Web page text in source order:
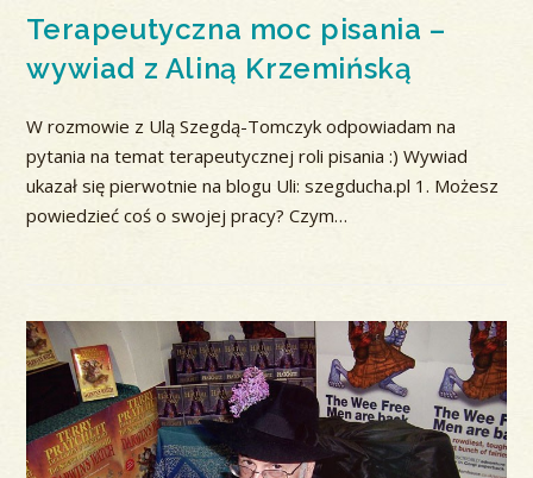
Terapeutyczna moc pisania –
wywiad z Aliną Krzemińską
W rozmowie z Ulą Szegdą-Tomczyk odpowiadam na
pytania na temat terapeutycznej roli pisania :) Wywiad
ukazał się pierwotnie na blogu Uli: szegducha.pl 1. Możesz
powiedzieć coś o swojej pracy? Czym…